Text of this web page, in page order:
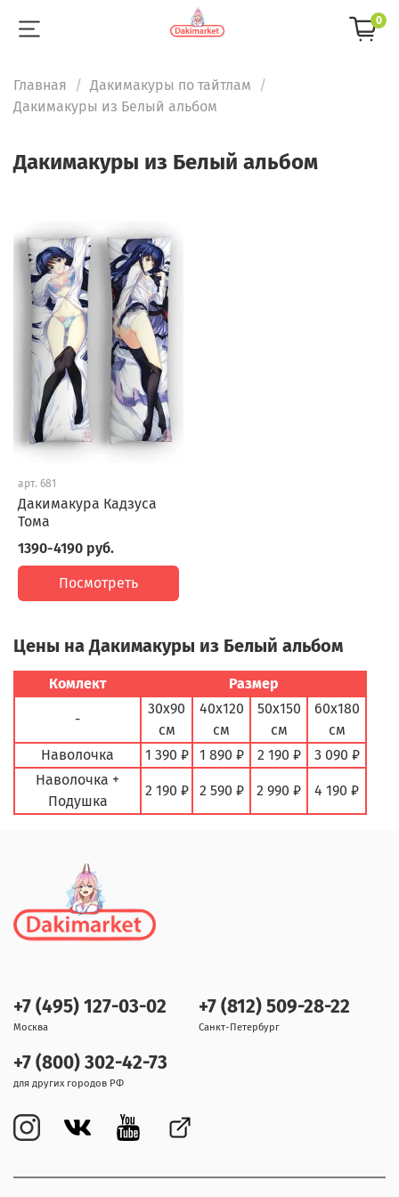
0
Главная
Дакимакуры по тайтлам
Дакимакуры из Белый альбом
Дакимакуры из Белый альбом
арт. 681
Дакимакура Кадзуса
Тома
1390-4190 руб.
Посмотреть
Цены на Дакимакуры из Белый альбом
Комлект Размер
-
30х90
см
40х120
см
50х150
см
60х180
см
Наволочка
1 390 ₽ 1 890 ₽ 2 190 ₽
3 090 ₽
Наволочка +
Подушка
2 190 ₽ 2 590 ₽ 2 990 ₽ 4 190 ₽
+7 (495) 127-03-02
Москва
+7 (812) 509-28-22
Санкт-Петербург
+7 (800) 302-42-73
для других городов РФ